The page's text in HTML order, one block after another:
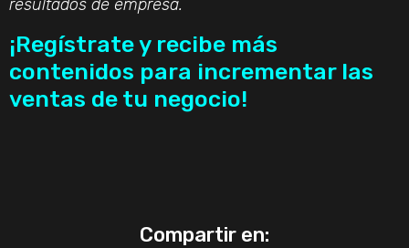
resultados de empresa.
¡Regístrate y recibe más
contenidos para incrementar las
ventas de tu negocio!
Compartir en: